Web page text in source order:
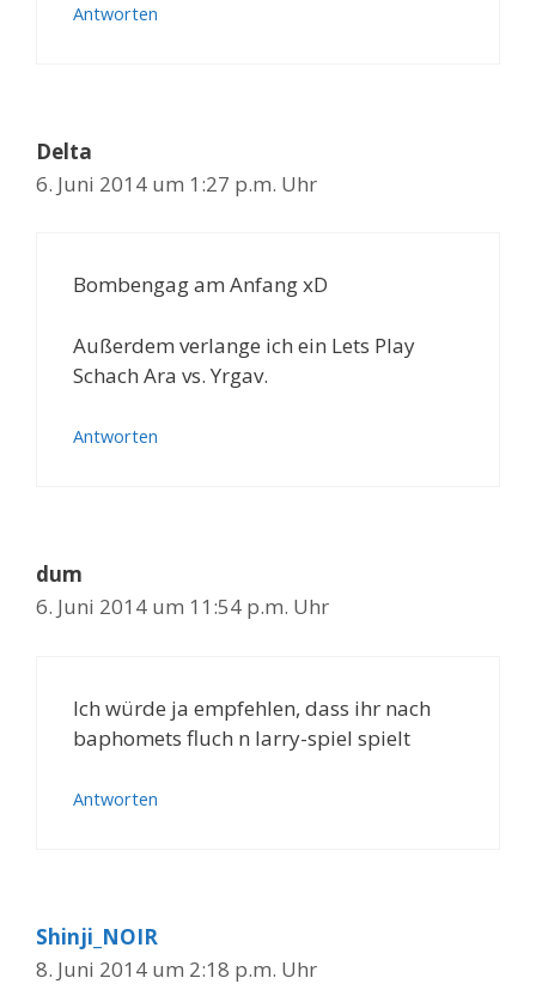
Antworten
Delta
6. Juni 2014 um 1:27 p.m. Uhr
Bombengag am Anfang xD
Außerdem verlange ich ein Lets Play
Schach Ara vs. Yrgav.
Antworten
dum
6. Juni 2014 um 11:54 p.m. Uhr
Ich würde ja empfehlen, dass ihr nach
baphomets fluch n larry-spiel spielt
Antworten
Shinji_NOIR
8. Juni 2014 um 2:18 p.m. Uhr